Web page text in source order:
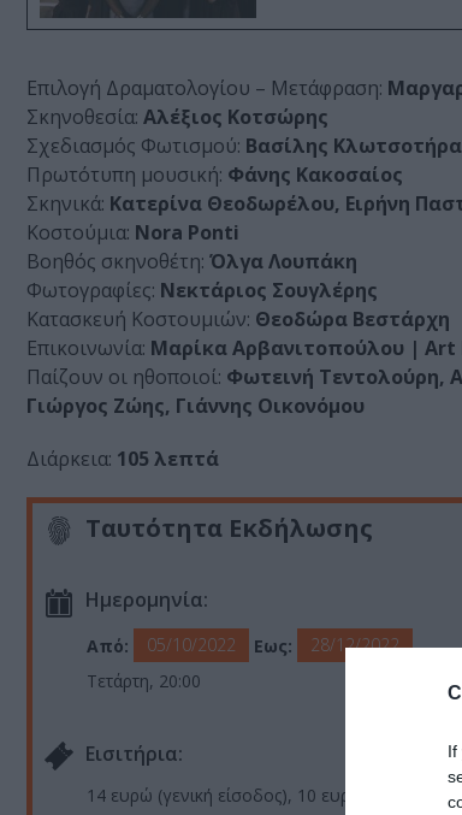
If
Επιλογή Δραματολογίου – Μετάφραση:
Σκηνοθεσία: Αλέξιος Κοτσώρης
Σχεδιασμός Φωτισμού: Βασίλης
Πρωτότυπη μουσική: Φάνης Κακοσαίος
Σκηνικά: Κατερίνα Θεοδωρέλου, Ειρήνη
Κοστούμια: Nora Ponti
Βοηθός σκηνοθέτη: Όλγα Λουπάκη
Φωτογραφίες: Νεκτάριος Σουγλέρης
Κατασκευή Κοστουμιών: Θεοδώρα Βεστάρχη
Επικοινωνία: Μαρίκα Αρβανιτοπούλου | Art
Παίζουν οι ηθοποιοί: Φωτεινή Τεντολούρη,
Γιώργος Ζώης, Γιάννης Οικονόμου
Διάρκεια: 105 λεπτά
Ταυτότητα Εκδήλωσης
Ημερομηνία:
Από: 05/10/2022 Εως:
28/12/2022
Τετάρτη, 20:00
Eισιτήρια:
14 ευρώ (γενική είσοδος), 10 ευρώ